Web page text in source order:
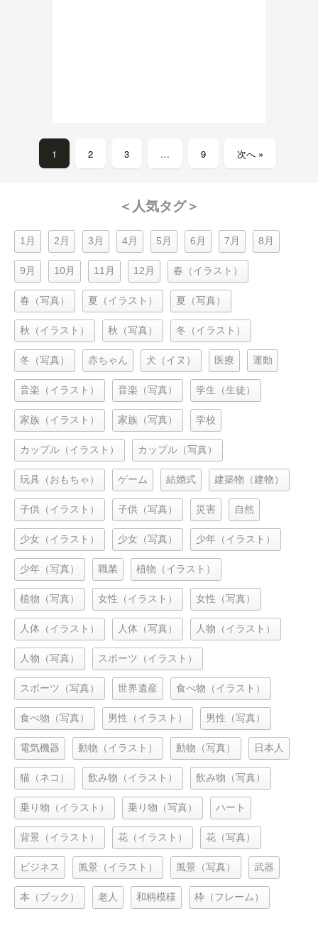
1 2 3 … 9 次へ »
＜人気タグ＞
1月 2月 3月 4月 5月 6月 7月 8月
9月 10月 11月 12月 春（イラスト）
春（写真） 夏（イラスト） 夏（写真）
秋（イラスト） 秋（写真） 冬（イラスト）
冬（写真） 赤ちゃん 犬（イヌ） 医療 運動
音楽（イラスト） 音楽（写真） 学生（生徒）
家族（イラスト） 家族（写真） 学校
カップル（イラスト） カップル（写真）
玩具（おもちゃ） ゲーム 結婚式 建築物（建物）
子供（イラスト） 子供（写真） 災害 自然
少女（イラスト） 少女（写真） 少年（イラスト）
少年（写真） 職業 植物（イラスト）
植物（写真） 女性（イラスト） 女性（写真）
人体（イラスト） 人体（写真） 人物（イラスト）
人物（写真） スポーツ（イラスト）
スポーツ（写真） 世界遺産 食べ物（イラスト）
食べ物（写真） 男性（イラスト） 男性（写真）
電気機器 動物（イラスト） 動物（写真） 日本人
猫（ネコ） 飲み物（イラスト） 飲み物（写真）
乗り物（イラスト） 乗り物（写真） ハート
背景（イラスト） 花（イラスト） 花（写真）
ビジネス 風景（イラスト） 風景（写真） 武器
本（ブック） 老人 和柄模様 枠（フレーム）